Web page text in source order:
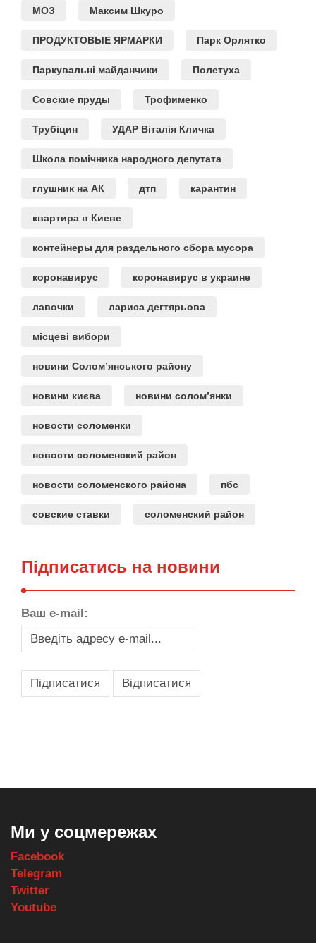
МОЗ Максим Шкуро
ПРОДУКТОВЫЕ ЯРМАРКИ Парк Орлятко
Паркувальні майданчики Полетуха
Совские пруды Трофименко
Трубіцин УДАР Віталія Кличка
Школа помічника народного депутата
глушник на АК дтп карантин
квартира в Киеве
контейнеры для раздельного сбора мусора
коронавирус коронавирус в украине
лавочки лариса дегтярьова
місцеві вибори
новини Солом’янського району
новини києва новини солом’янки
новости соломенки
новости соломенский район
новости соломенского района пбс
совские ставки соломенский район
Підписатись на новини
Ваш e-mail:
Ми у соцмережах
Facebook
Telegram
Twitter
Youtube